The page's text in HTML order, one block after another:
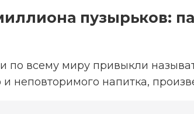
пузырьков:
по всему миру привыкли
и неповторимого напитка,